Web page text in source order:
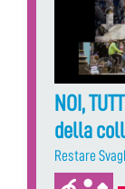
NOI,
della
Restare